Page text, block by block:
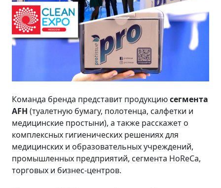
Команда бренда представит продукциюсегмента
AFH (туалетную бумагу, полотенца, салфетки и
медицинские простыни), а также расскажет о
комплексных гигиенических решениях для
медицинских и образовательных учреждений,
промышленных предприятий, сегмента HoReCa,
торговых и бизнес-центров.